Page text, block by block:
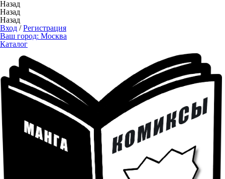
Назад
Назад
Назад
Вход /Регистрация
Ваш город: Москва
Каталог